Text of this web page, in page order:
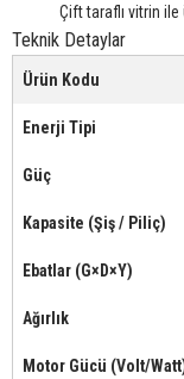
Çift taraflı vitrin
Teknik Detaylar
Ürün Kodu
Enerji Tipi
Güç
Kapasite (Şiş / Piliç)
Ebatlar (G×D×Y)
Ağırlık
Motor Gücü (Volt/